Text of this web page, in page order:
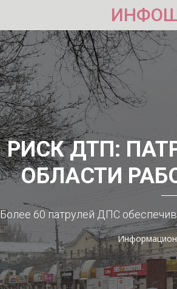
РИСК ДТП:
ОБЛАСТИ
Более 60 патрулей ДПС